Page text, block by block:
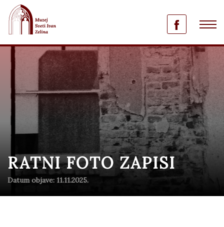
RATNI FOTO ZAPISI
Datum objave: 11.11.2025.